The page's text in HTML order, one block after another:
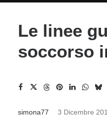
Le linee
soccorso
simona77 3 Dicembre